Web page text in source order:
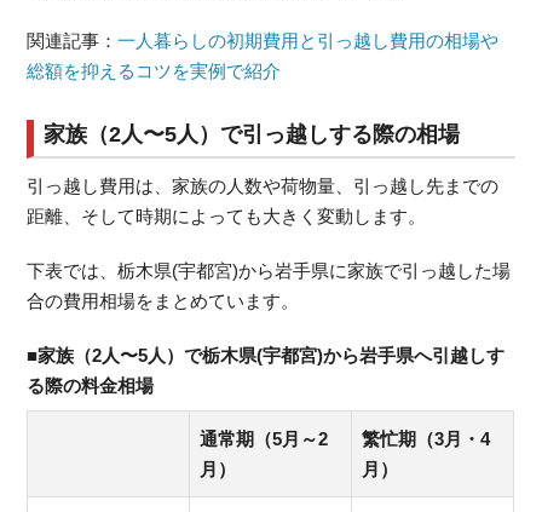
関連記事：一人暮らしの初期費用と引っ越し費用の相場や
総額を抑えるコツを実例で紹介
家族（2人〜5人）で引っ越しする際の相場
引っ越し費用は、家族の人数や荷物量、引っ越し先までの
距離、そして時期によっても大きく変動します。
下表では、栃木県(宇都宮)から岩手県に家族で引っ越した場
合の費用相場をまとめています。
■家族（2人〜5人）で栃木県(宇都宮)から岩手県へ引越しす
る際の料金相場
通常期（5月～2
月）
繁忙期（3月・4
月）